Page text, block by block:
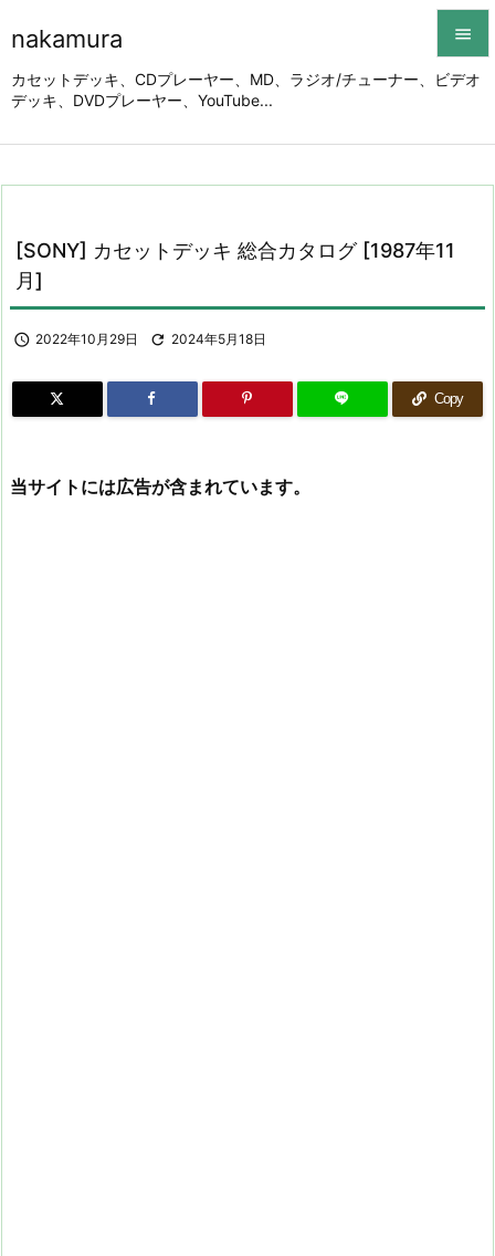
nakamura
カセットデッキ、CDプレーヤー、MD、ラジオ/チューナー、ビデオ
デッキ、DVDプレーヤー、YouTube...





[SONY] カセットデッキ 総合カタログ [1987年11
月]
 2022年10月29日  2024年5月18日
Copy
当サイトには広告が含まれています。